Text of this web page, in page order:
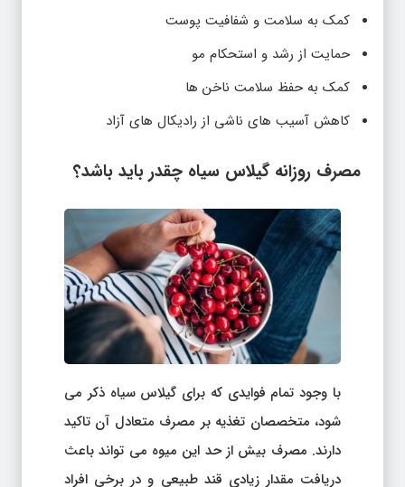
کمک به سلامت و شفافیت پوست
حمایت از رشد و استحکام مو
کمک به حفظ سلامت ناخن ها
کاهش آسیب های ناشی از رادیکال های آزاد
مصرف روزانه گیلاس سیاه چقدر باید باشد؟
با وجود تمام فوایدی که برای گیلاس سیاه ذکر می
شود، متخصصان تغذیه بر مصرف متعادل آن تاکید
دارند. مصرف بیش از حد این میوه می تواند باعث
دریافت مقدار زیادی قند طبیعی و در برخی افراد